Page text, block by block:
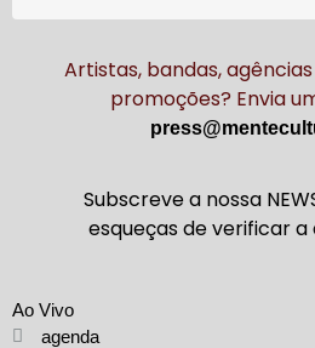
Artistas, bandas,
promoções? Envia
Subscreve a nossa
esqueças de verificar a
Ao Vivo
agenda